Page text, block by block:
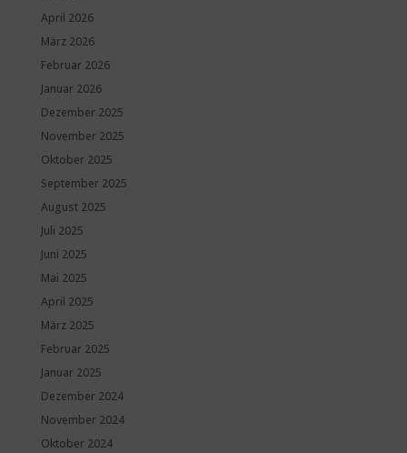
April 2026
März 2026
Februar 2026
Januar 2026
Dezember 2025
November 2025
Oktober 2025
September 2025
August 2025
Juli 2025
Juni 2025
Mai 2025
April 2025
März 2025
Februar 2025
Januar 2025
Dezember 2024
November 2024
Oktober 2024